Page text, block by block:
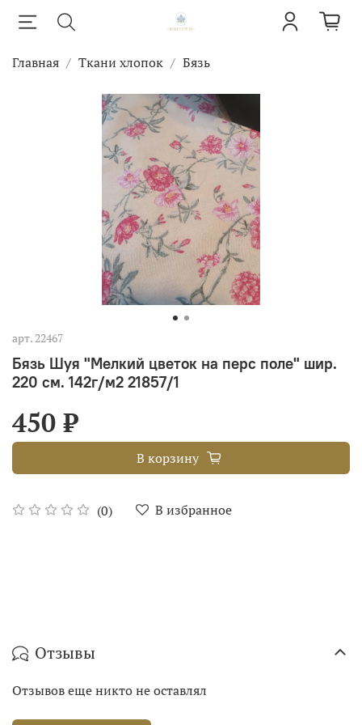
Главная Ткани хлопок Бязь
арт. 22467
Бязь Шуя "Мелкий цветок на перс поле" шир.
220 см. 142г/м2 21857/1
(0) В избранное
450 ₽
В корзину
Отзывы
Отзывов еще никто не оставлял